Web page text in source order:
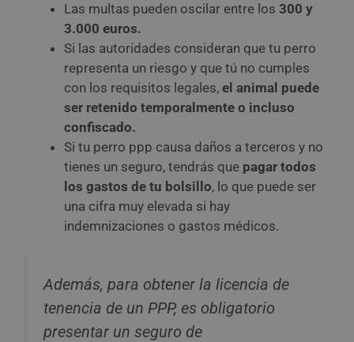
Las multas pueden oscilar entre los 300 y
3.000 euros.
Si las autoridades consideran que tu perro
representa un riesgo y que tú no cumples
con los requisitos legales, el animal puede
ser retenido temporalmente o incluso
confiscado.
Si tu perro ppp causa daños a terceros y no
tienes un seguro, tendrás que pagar todos
los gastos de tu bolsillo, lo que puede ser
una cifra muy elevada si hay
indemnizaciones o gastos médicos.
Además, para obtener la licencia de
tenencia de un PPP, es obligatorio
presentar un seguro de